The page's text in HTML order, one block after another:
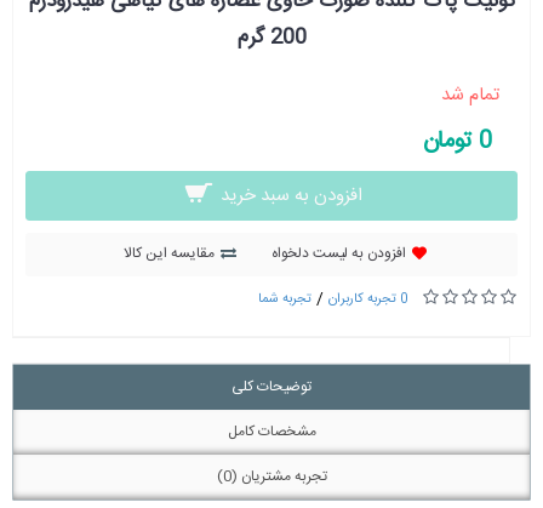
200 گرم
تمام شد
0 تومان
افزودن به سبد خرید
افزودن به لیست دلخواه مقایسه این کالا
0 تجربه کاربران / تجربه شما
توضیحات کلی
مشخصات کامل
تجربه مشتریان (0)